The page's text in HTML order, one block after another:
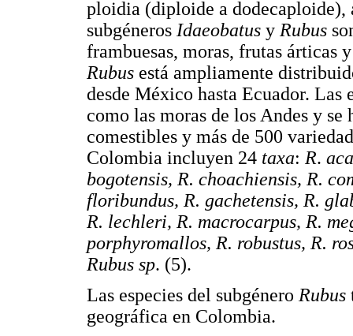
ploidia (diploide a dodecaploide),
subgéneros Idaeobatus y Rubus
frambuesas, moras, frutas árticas
Rubus está ampliamente
desde México hasta Ecuador. Las
como las moras de los Andes y se
comestibles y más de 500
Colombia incluyen 24 taxa: R.
bogotensis, R. choachiensis, R.
floribundus, R. gachetensis, R.
R. lechleri, R. macrocarpus, R.
porphyromallos, R. robustus, R.
Rubus sp. (5).
Las especies del subgénero Rubus
geográfica en Colombia.